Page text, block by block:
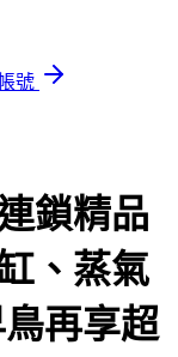
號
鎖精品
、蒸氣
再享超